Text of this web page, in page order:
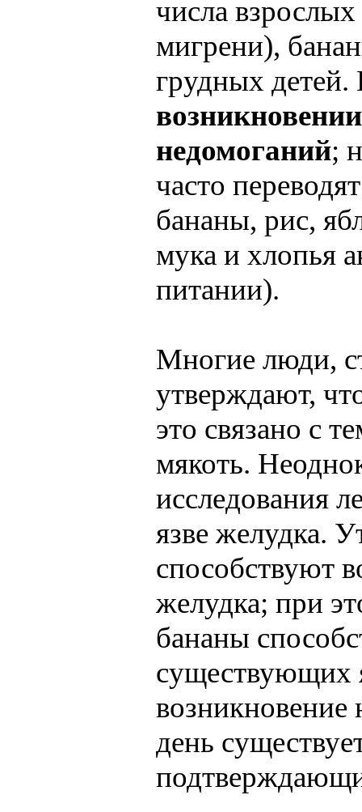
числа
мигрени),
грудных
недомоганий;
часто
бананы, рис,
мука и хлопья
питании).
Многие люди,
утверждают,
это связано с
мякоть.
исследования
язве желудка.
способствуют
желудка; при
бананы
существующих
день